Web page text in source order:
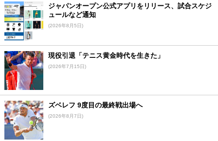
ジャパンオープン公式アプリをリリース、試合スケジ
ュールなど通知
(2026年8月5日)
現役引退「テニス黄金時代を生きた」
(2026年7月15日)
ズベレフ 9度目の最終戦出場へ
(2026年8月7日)